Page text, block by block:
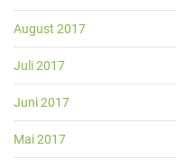
August 2017
Juli 2017
Juni 2017
Mai 2017